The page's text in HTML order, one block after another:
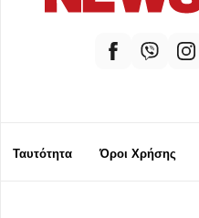
Ταυτότητα Όροι Χρήσης